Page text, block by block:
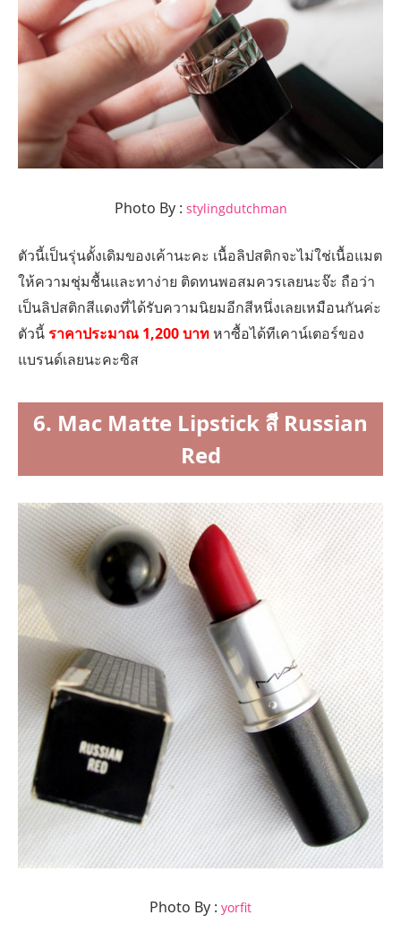
Photo By : stylingdutchman
ตัวนี้เป็นรุ่นดั้งเดิมของเค้านะคะ เนื้อลิปสติกจะไม่ใช่เนื้อแมต
ให้ความชุ่มชื้นและทาง่าย ติดทนพอสมควรเลยนะจ๊ะ ถือว่า
เป็นลิปสติกสีแดงที่ได้รับความนิยมอีกสีหนึ่งเลยเหมือนกันค่ะ
ตัวนี้ราคาประมาณ 1,200 บาทหาซื้อได้ทีเคาน์เตอร์ของ
แบรนด์เลยนะคะซิส
6. Mac Matte Lipstick สี Russian
Red
Photo By : yorfit